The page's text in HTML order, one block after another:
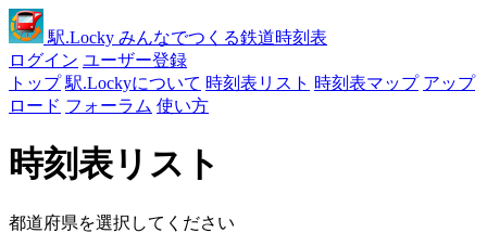
駅.Locky みんなでつくる鉄道時刻表
ログイン ユーザー登録
トップ 駅.Lockyについて 時刻表リスト 時刻表マップ アップ
ロード フォーラム 使い方
時刻表リスト
都道府県を選択してください